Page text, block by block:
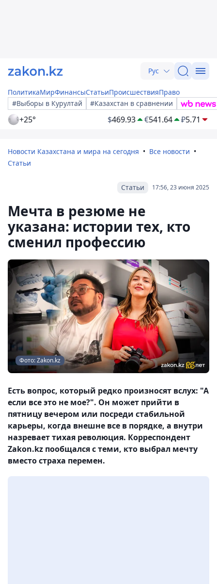
Рус
ПолитикаМирФинансыСтатьиПроисшествияПраво
#Выборы в Курултай
#Казахстан в сравнении
+25° $469.93 €541.64 ₽5.71
Новости Казахстана и мира на сегодня
Все новости
Статьи
17:56, 23 июня 2025
Статьи
Мечта в резюме не
указана: истории тех, кто
сменил профессию
Фото: Zakon.kz
Есть вопрос, который редко произносят вслух: "А
если все это не мое?". Он может прийти в
пятницу вечером или посреди стабильной
карьеры, когда внешне все в порядке, а внутри
назревает тихая революция. Корреспондент
Zakon.kz пообщался с теми, кто выбрал мечту
вместо страха перемен.